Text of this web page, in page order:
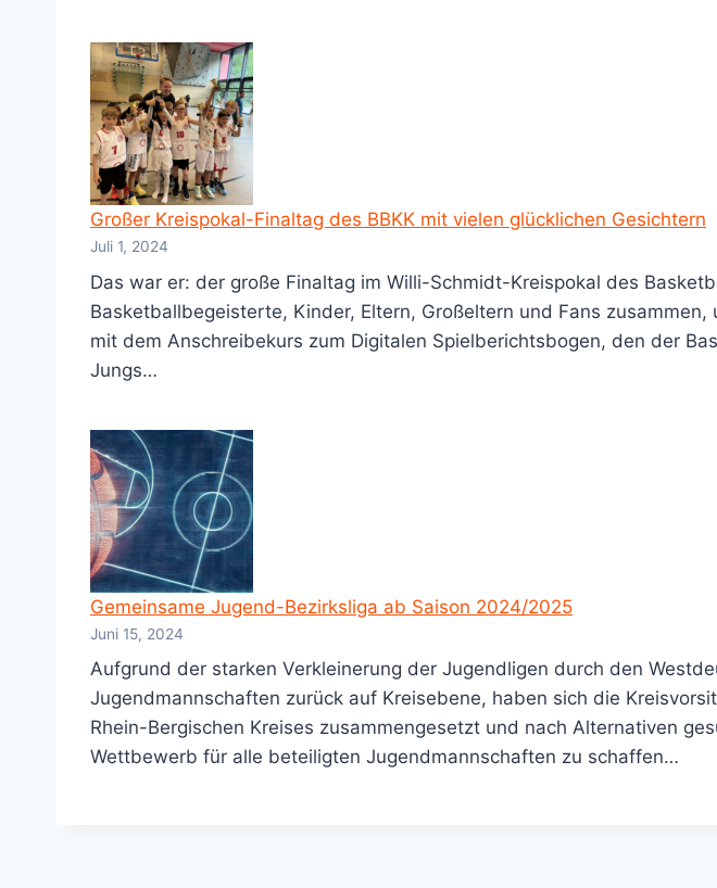
Großer Kreispokal-Finaltag des BBKK mit vielen glücklichen Gesichtern
Juli 1, 2024
Das war er: der große Finaltag im Willi-Schmidt-Kreispokal des
Basketballbegeisterte, Kinder, Eltern, Großeltern und Fans
mit dem Anschreibekurs zum Digitalen Spielberichtsbogen, den der
Jungs…
Gemeinsame Jugend-Bezirksliga ab Saison 2024/2025
Juni 15, 2024
Aufgrund der starken Verkleinerung der Jugendligen durch den
Jugendmannschaften zurück auf Kreisebene, haben sich die
Rhein-Bergischen Kreises zusammengesetzt und nach Alternativen
Wettbewerb für alle beteiligten Jugendmannschaften zu schaffen…